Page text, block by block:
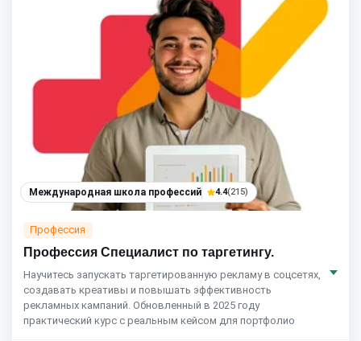
Международная школа профессий 4.4(215)
Профессия
Профессия Специалист по таргетингу.
Научитесь запускать таргетированную рекламу в соцсетях,
создавать креативы и повышать эффективность
рекламных кампаний. Обновленный в 2025 году
практический курс с реальным кейсом для портфолио